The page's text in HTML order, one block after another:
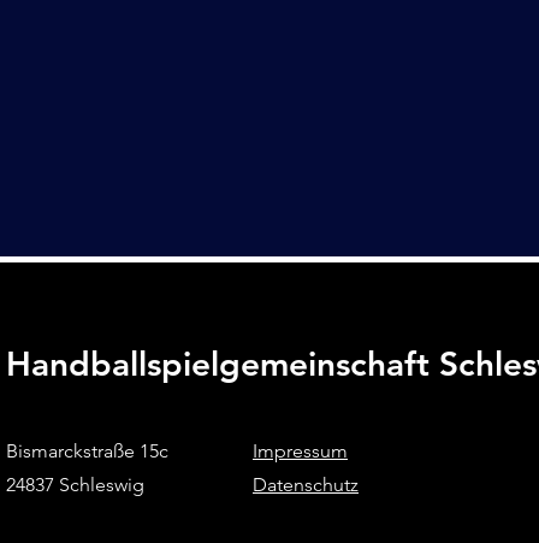
Handballspielgemeinschaft
Bismarckstraße 15c
24837 Schleswig
Impressum
Datenschutz